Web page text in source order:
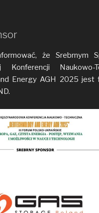
że Srebrnym
Konferencji Naukowo-
Energy AGH 2025 jest